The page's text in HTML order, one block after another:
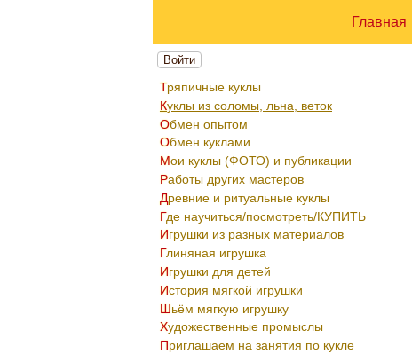
Главная
Войти
Тряпичные куклы
Куклы из соломы, льна, веток
Обмен опытом
Обмен куклами
Мои куклы (ФОТО) и публикации
Работы других мастеров
Древние и ритуальные куклы
Где научиться/посмотреть/КУПИТЬ
Игрушки из разных материалов
Глиняная игрушка
Игрушки для детей
История мягкой игрушки
Шьём мягкую игрушку
Художественные промыслы
Приглашаем на занятия по кукле